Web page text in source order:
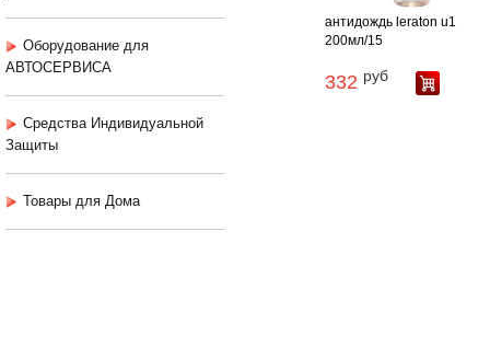
Оборудование для
АВТОСЕРВИСА
Средства Индивидуальной
Защиты
Товары для Дома
антидождь leraton u1
200мл/15
332 руб